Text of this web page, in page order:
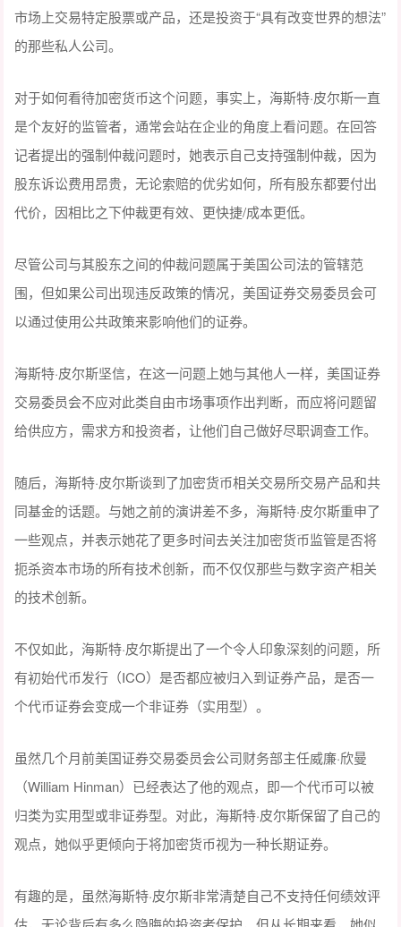
市场上交易特定股票或产品，还是投资于“具有改变世界的想法”
的那些私人公司。
对于如何看待加密货币这个问题，事实上，海斯特·皮尔斯一直
是个友好的监管者，通常会站在企业的角度上看问题。在回答
记者提出的强制仲裁问题时，她表示自己支持强制仲裁，因为
股东诉讼费用昂贵，无论索赔的优劣如何，所有股东都要付出
代价，因相比之下仲裁更有效、更快捷/成本更低。
尽管公司与其股东之间的仲裁问题属于美国公司法的管辖范
围，但如果公司出现违反政策的情况，美国证券交易委员会可
以通过使用公共政策来影响他们的证券。
海斯特·皮尔斯坚信，在这一问题上她与其他人一样，美国证券
交易委员会不应对此类自由市场事项作出判断，而应将问题留
给供应方，需求方和投资者，让他们自己做好尽职调查工作。
随后，海斯特·皮尔斯谈到了加密货币相关交易所交易产品和共
同基金的话题。与她之前的演讲差不多，海斯特·皮尔斯重申了
一些观点，并表示她花了更多时间去关注加密货币监管是否将
扼杀资本市场的所有技术创新，而不仅仅那些与数字资产相关
的技术创新。
不仅如此，海斯特·皮尔斯提出了一个令人印象深刻的问题，所
有初始代币发行（ICO）是否都应被归入到证券产品，是否一
个代币证券会变成一个非证券（实用型）。
虽然几个月前美国证券交易委员会公司财务部主任威廉·欣曼
（William Hinman）已经表达了他的观点，即一个代币可以被
归类为实用型或非证券型。对此，海斯特·皮尔斯保留了自己的
观点，她似乎更倾向于将加密货币视为一种长期证券。
有趣的是，虽然海斯特·皮尔斯非常清楚自己不支持任何绩效评